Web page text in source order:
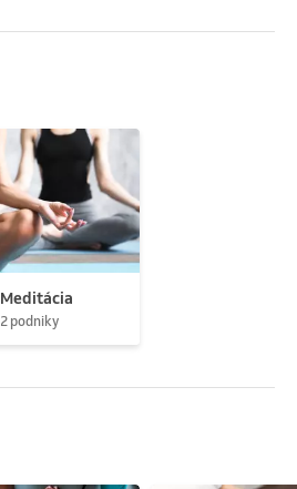
Meditácia
2 podniky